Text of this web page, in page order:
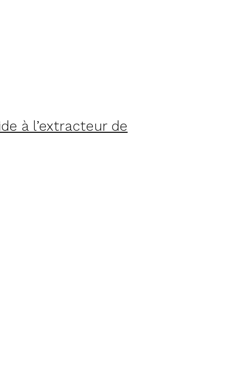
à l’extracteur de